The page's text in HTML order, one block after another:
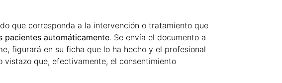
que corresponda a la intervención o tratamiento que
pacientes automáticamente. Se envía el documento a
figurará en su ficha que lo ha hecho y el profesional
que, efectivamente, el consentimiento